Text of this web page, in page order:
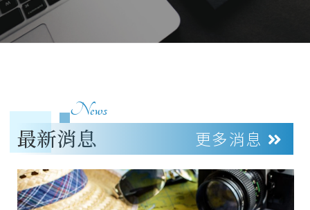
News
最新消息 更多消息